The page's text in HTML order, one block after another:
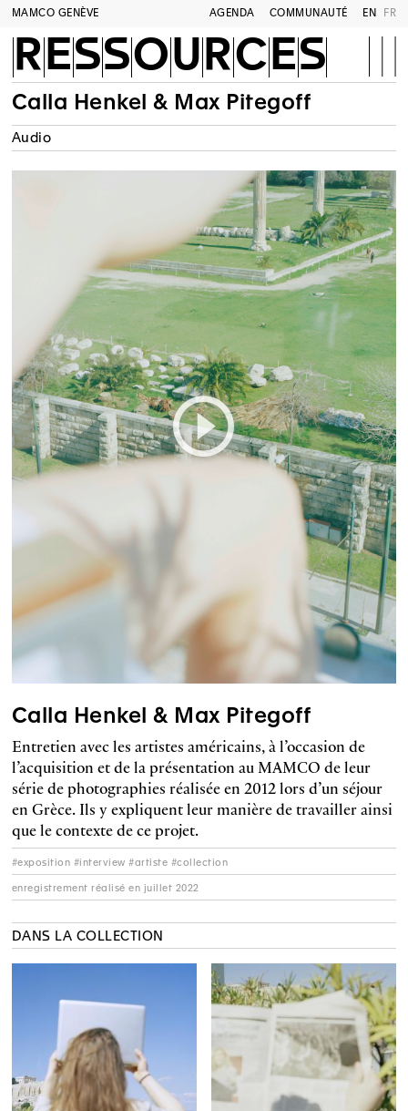
MAMCO GENÈVE AGENDA COMMUNAUTÉ EN FR
RESSOURCES
Calla Henkel & Max Pitegoff
Audio
Calla Henkel & Max Pitegoff
Entretien avec les artistes américains, à l’occasion de
l’acquisition et de la présentation au MAMCO de leur
série de photographies réalisée en 2012 lors d’un séjour
en Grèce. Ils y expliquent leur manière de travailler ainsi
que le contexte de ce projet.
#exposition #interview #artiste #collection
enregistrement réalisé en juillet 2022
DANS LA COLLECTION